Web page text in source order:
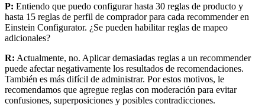
P: Entiendo que puedo configurar hasta 30 reglas de producto y
hasta 15 reglas de perfil de comprador para cada recommender en
Einstein Configurator. ¿Se pueden habilitar reglas de mapeo
adicionales?
R: Actualmente, no. Aplicar demasiadas reglas a un recommender
puede afectar negativamente los resultados de recomendaciones.
También es más difícil de administrar. Por estos motivos, le
recomendamos que agregue reglas con moderación para evitar
confusiones, superposiciones y posibles contradicciones.